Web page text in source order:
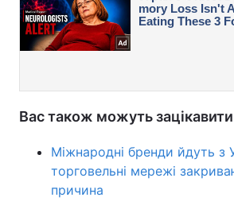
Вас також можуть
Міжнародні бренди йдуть з
торговельні мережі
причина